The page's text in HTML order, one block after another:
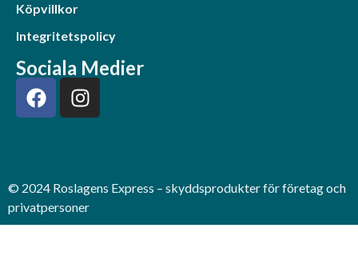
Köpvillkor
Integritetspolicy
Sociala Medier
© 2024 Roslagens Express – skyddsprodukter för företag och
privatpersoner